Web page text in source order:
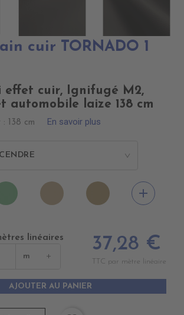
cuir TORNADO 1
effet cuir, Ignifugé M2,
automobile laize 138 cm
138 cm En savoir plus
>
EN3010
TURQUOISE
EN3020
FICELLE
EN3030
LIN
add
linéaires
m +
37,28 €
TTC par mètre linéaire
AJOUTER AU PANIER